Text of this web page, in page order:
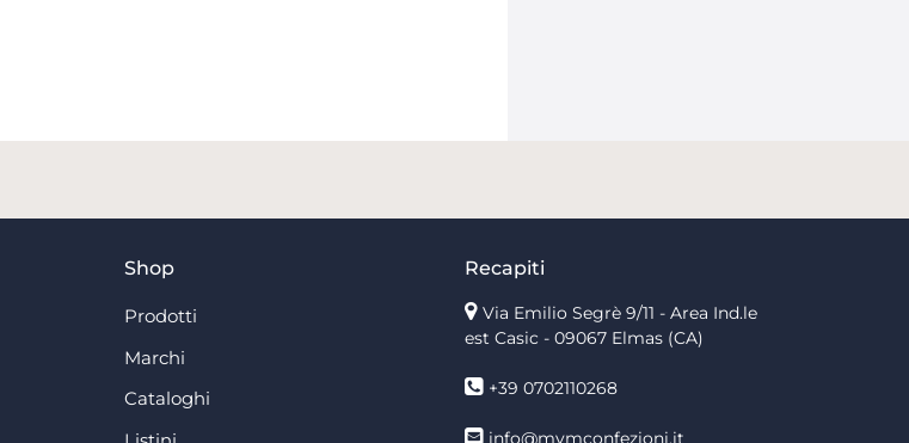
Shop
Prodotti
Marchi
Cataloghi
Recapiti
Via Emilio Segrè 9/11 - Area Ind.le
est Casic - 09067 Elmas (CA)
+39 0702110268
info@mvmconfezioni.it